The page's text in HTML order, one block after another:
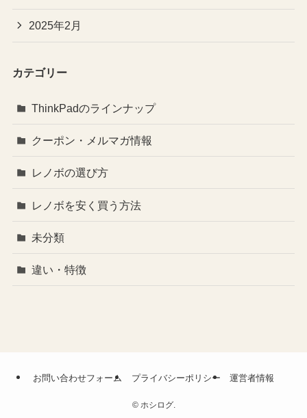
2025年2月
カテゴリー
ThinkPadのラインナップ
クーポン・メルマガ情報
レノボの選び方
レノボを安く買う方法
未分類
違い・特徴
お問い合わせフォーム プライバシーポリシー 運営者情報
©ホシログ.